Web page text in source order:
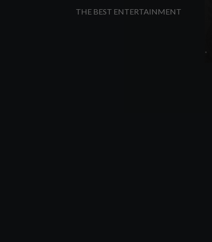
THE BEST ENTERTAINMENT